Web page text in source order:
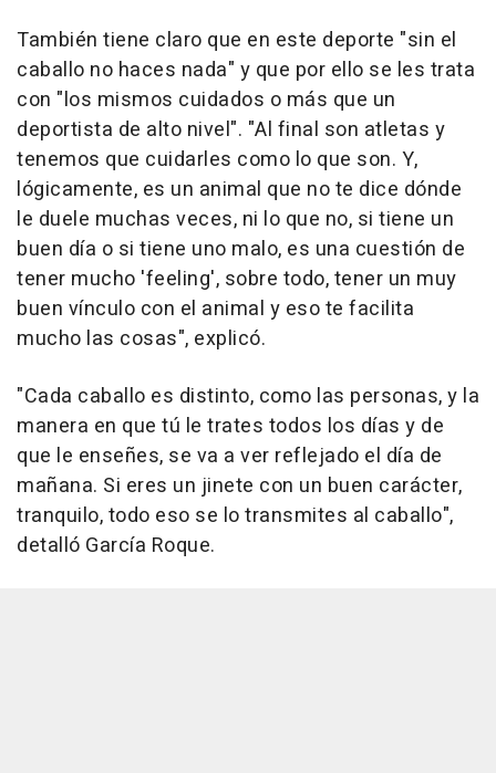
También tiene claro que en este deporte "sin el
caballo no haces nada" y que por ello se les trata
con "los mismos cuidados o más que un
deportista de alto nivel". "Al final son atletas y
tenemos que cuidarles como lo que son. Y,
lógicamente, es un animal que no te dice dónde
le duele muchas veces, ni lo que no, si tiene un
buen día o si tiene uno malo, es una cuestión de
tener mucho 'feeling', sobre todo, tener un muy
buen vínculo con el animal y eso te facilita
mucho las cosas", explicó.
"Cada caballo es distinto, como las personas, y la
manera en que tú le trates todos los días y de
que le enseñes, se va a ver reflejado el día de
mañana. Si eres un jinete con un buen carácter,
tranquilo, todo eso se lo transmites al caballo",
detalló García Roque.